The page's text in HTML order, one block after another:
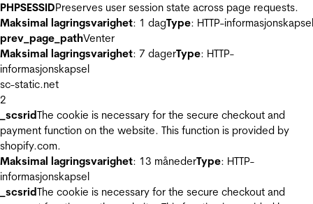
PHPSESSIDPreserves user session state across page requests.
Maksimal lagringsvarighet: 1 dagType: HTTP-informasjonskapsel
prev_page_pathVenter
Maksimal lagringsvarighet: 7 dagerType: HTTP-
informasjonskapsel
sc-static.net
2
_scsridThe cookie is necessary for the secure checkout and
payment function on the website. This function is provided by
shopify.com.
Maksimal lagringsvarighet: 13 månederType: HTTP-
informasjonskapsel
_scsridThe cookie is necessary for the secure checkout and